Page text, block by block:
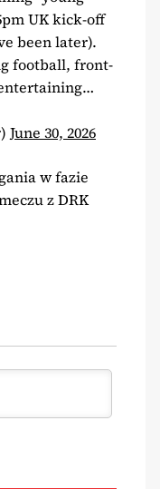
UK kick-off
been later).
football, front-
June 30, 2026
w fazie
z DRK